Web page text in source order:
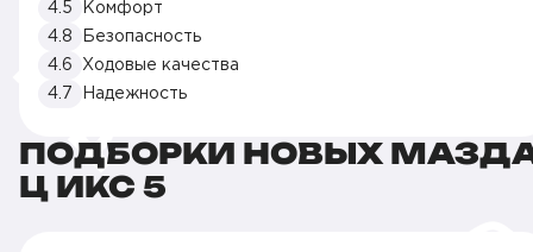
4.5
Комфорт
4.8
Безопасность
4.6
Ходовые качества
4.7
Надежность
ПОДБОРКИ НОВЫХ
Ц ИКС 5